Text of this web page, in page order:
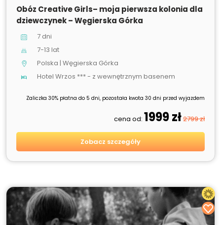
Obóz Creative Girls– moja pierwsza kolonia dla
dziewczynek – Węgierska Górka
7 dni
7-13 lat
Polska | Węgierska Górka
Hotel Wrzos *** - z wewnętrznym basenem
Zaliczka 30% płatna do 5 dni, pozostała kwota 30 dni przed wyjazdem
cena od: 1999 zł2799 zł
Zobacz szczegóły